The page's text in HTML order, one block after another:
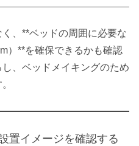
、**ベッドの周囲に必要な
）**を確保できるかも確認
、ベッドメイキングのため
置イメージを確認する